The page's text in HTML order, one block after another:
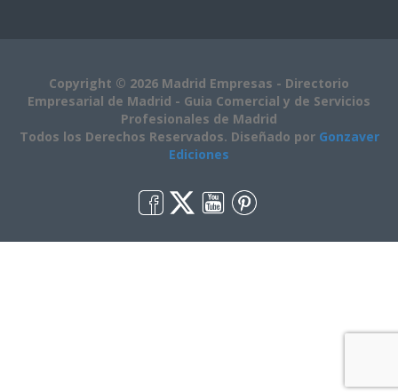
Copyright © 2026 Madrid Empresas - Directorio
Empresarial de Madrid - Guia Comercial y de Servicios
Profesionales de Madrid
Todos los Derechos Reservados. Diseñado por Gonzaver
Ediciones